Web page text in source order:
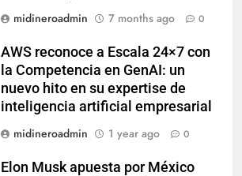
midineroadmin
7 months ago 0
AWS reconoce a Escala 24×7 con
la Competencia en GenAI: un
nuevo hito en su expertise de
inteligencia artificial empresarial
midineroadmin
1 year ago 0
Elon Musk apuesta por México